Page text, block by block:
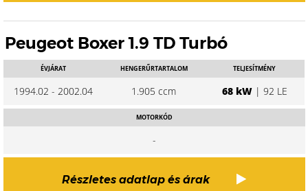
Peugeot Boxer 1.9 TD Turbó
ÉVJÁRAT
1994.02 - 2002.04
HENGERŰRTARTALOM
1.905 ccm
TELJESÍTMÉNY
68 kW| 92 LE
MOTORKÓD
-
Részletes adatlap és árak